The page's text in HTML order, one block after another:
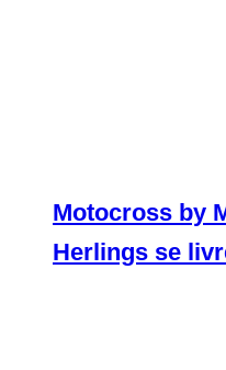
Motocross by
Herlings se